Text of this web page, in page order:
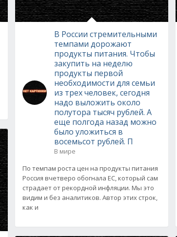
В России стремительными
темпами дорожают
продукты питания. Чтобы
закупить на неделю
продукты первой
необходимости для семьи
из трех человек, сегодня
надо выложить около
полутора тысяч рублей. А
еще полгода назад можно
было уложиться в
восемьсот рублей. П
В мире
По темпам роста цен на продукты питания
Россия вчетверо обогнала ЕС, который сам
страдает от рекордной инфляции. Мы это
видим и без аналитиков. Автор этих строк,
как и